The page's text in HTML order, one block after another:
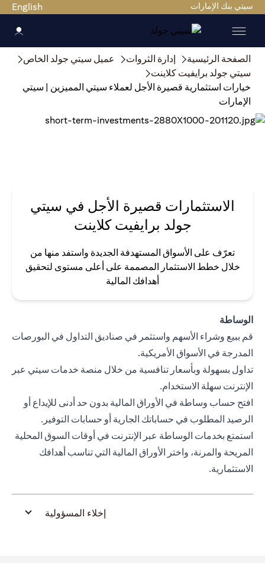
سيتي بنك الإمارات English
الصفحة الرئيسية إدارة الثروات
عميل سيتي جولد الخاص
سيتي جولد برايفيت كلاينت
خيارات استثمارية قصيرة الأجل لعملاء سيتي المميزين | سيتي
الإمارات
الاستثمارات قصيرة الأجل في سيتي
جولد برايفيت كلاينت
تعرّف على الأسواق المستهدفة الجديدة واستفد منها من
خلال خطط الاستثمار المصممة على أعلى مستوى لتحقيق
أهدافك المالية
الوساطة
قم ببيع وشراء الأسهم واستثمر في صناديق التداول في البورصات
المدرجة في الأسواق الأمريكية.
تداول بسهولة وبأسعار تنافسية من خلال منصة خدمات سيتي عبر
الإنترنت سهلة الاستخدام.
افتح حساب وساطة في الأوراق المالية بدون حد أدنى للإيداع أو
الرصيد المطلوب في حساباتك الجارية أو حسابات التوفير.
استمتع بخدمات الوساطة عبر الإنترنت في أوقات السوق المحلية
المريحة والمرنة، واختر الأوراق المالية التي تناسب أهدافك
الاستثمارية.
إخلاء المسؤولية